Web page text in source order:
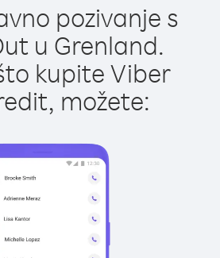
pozivanje s
u Grenland.
kupite Viber
možete: